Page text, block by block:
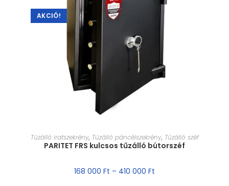
AKCIÓ!
MÉRET VÁLASZTÁSA
Tűzálló iratszekrény, Tűzálló páncélszekrény, Tűzálló széf
PARITET FRS kulcsos tűzálló bútorszéf
168 000 Ft – 410 000 Ft